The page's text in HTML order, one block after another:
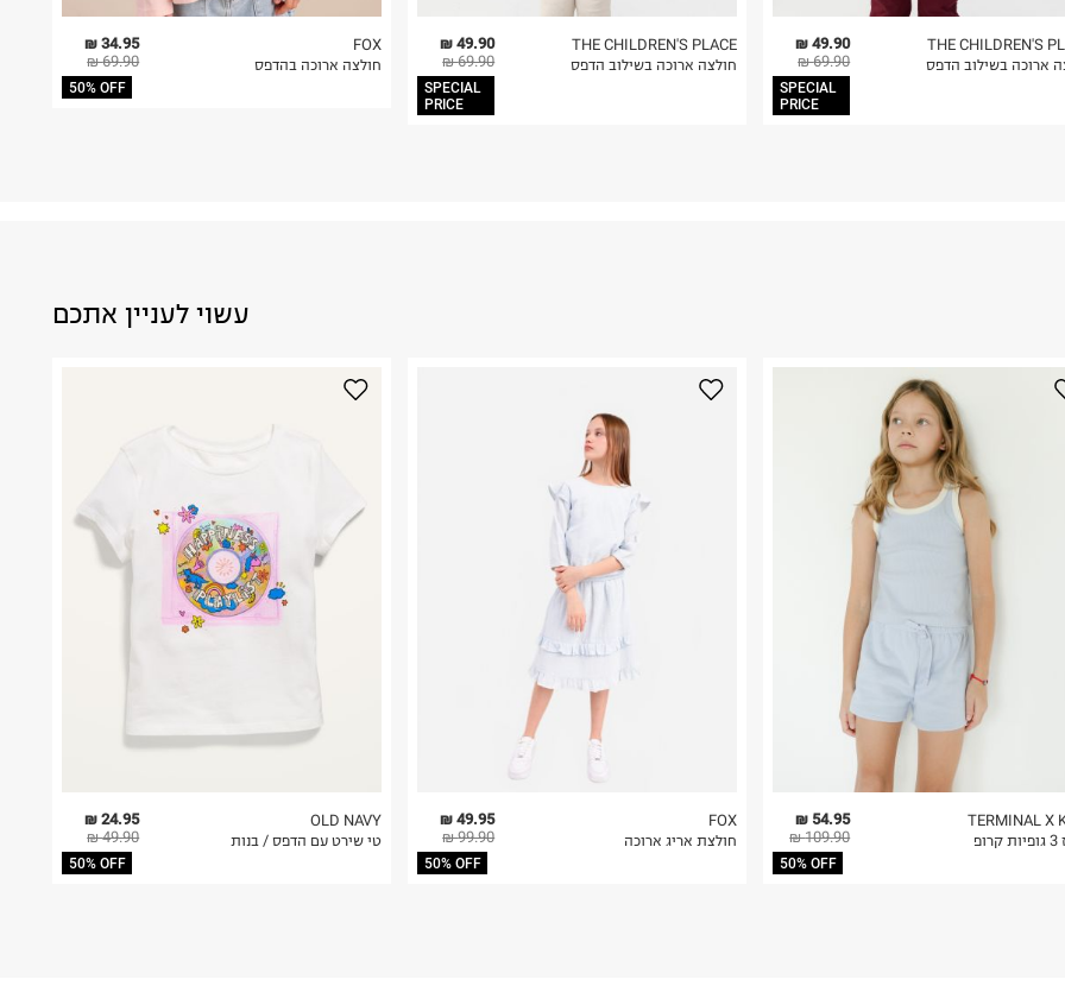
34.95 ₪
69.90 ₪
50% OFF
FOX
חולצה ארוכה בהדפס
49.90 ₪
69.90 ₪
SPECIAL
PRICE
THE CHILDREN'S PLACE
חולצה ארוכה בשילוב הדפס
49.90 ₪
69.90 ₪
SPECIAL
PRICE
THE CHILDREN'S
ארוכה בשילוב הדפס
עשוי לעניין אתכם
24.95 ₪
49.90 ₪
50% OFF
OLD NAVY
טי שירט עם הדפס / בנות
49.95 ₪
99.90 ₪
50% OFF
FOX
חולצת אריג ארוכה
54.95 ₪
109.90 ₪
50% OFF
TERMINAL X